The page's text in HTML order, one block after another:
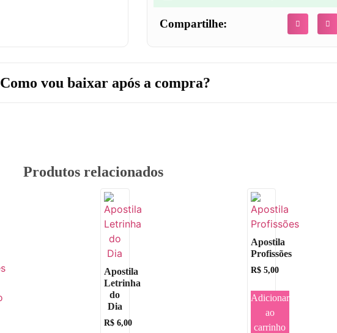
Compartilhe:
Como vou baixar após a compra?
Produtos relacionados
Apostila
Letrinha
do
Dia
R$ 6,00
Apostila
Profissões
R$5,00
Adicionar
ao
carrinho